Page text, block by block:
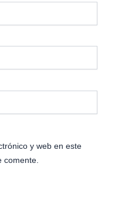
y web en este
comente.